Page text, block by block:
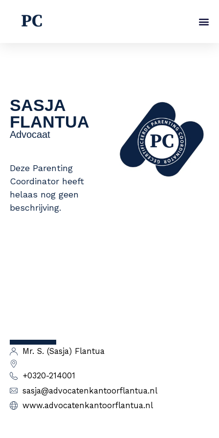
SASJA
FLANTUA
Advocaat
Deze Parenting
Coordinator heeft
helaas nog geen
beschrijving.
Mr. S. (Sasja) Flantua
+0320-214001
sasja@advocatenkantoorflantua.nl
www.advocatenkantoorflantua.nl